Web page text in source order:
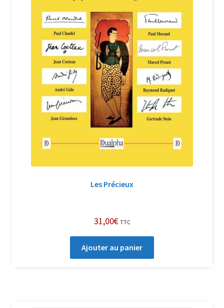
Nous Contacter
Politique de confidentialité et cookies
Qui sommes-nous ?
Soutien à Philippe Randa
Suivi de la Commande
Les Précieux
31,00€ TTC
Ajouter au panier